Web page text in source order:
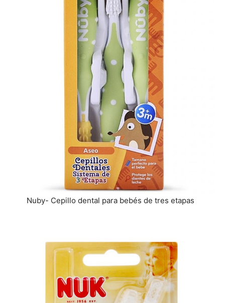
Nuby- Cepillo dental para bebés de tres etapas